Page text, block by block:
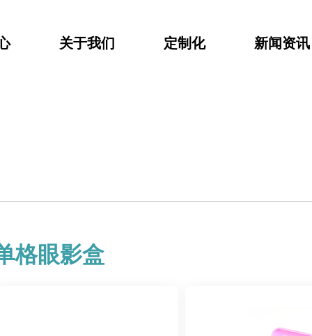
关于我们 定制化 新闻资讯
格眼影盒